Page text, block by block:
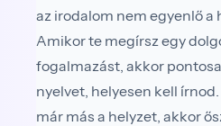
az iro­dalom nem egyenlő a
Amikor te megírsz egy
fogalmazást, akkor
nyelvet, helyesen kell
már más a helyzet, akkor